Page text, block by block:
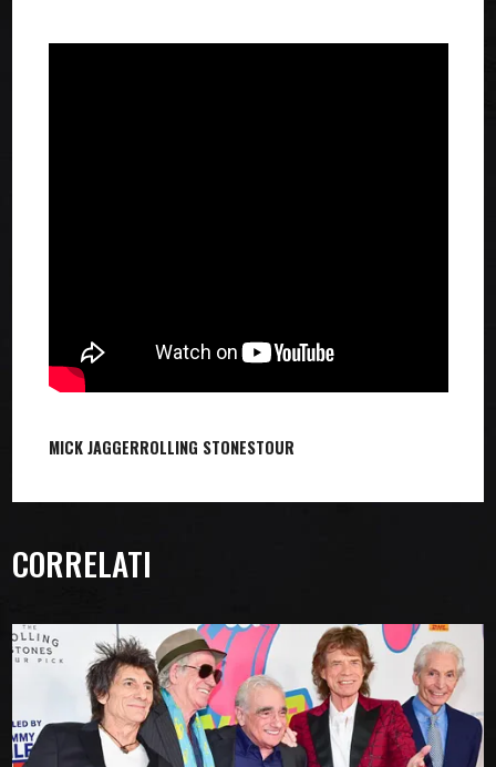
MICK JAGGERROLLING STONESTOUR
CORRELATI